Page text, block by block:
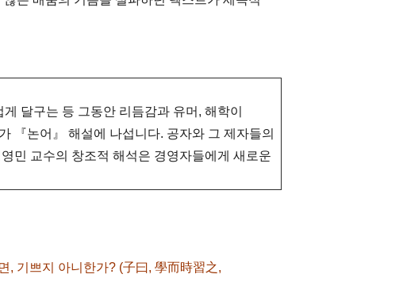
달구는 등 그동안 리듬감과 유머, 해학이
『논어』 해설에 나섭니다. 공자와 그 제자들의
민 교수의 창조적 해석은 경영자들에게 새로운
, 기쁘지 아니한가? (子曰, 學而時習之,